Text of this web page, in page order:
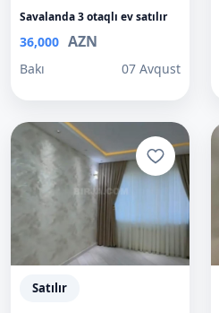
Savalanda 3 otaqlı ev satılır
36,000 AZN
Bakı 07 Avqust
Satılır